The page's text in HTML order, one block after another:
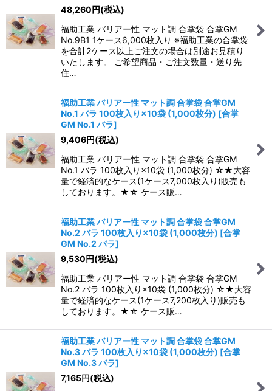
48,260円(税込)
福助工業 バリアー性 マット調 合掌袋 合掌GM
No.9B1 1ケース6,000枚入り ※福助工業の合掌袋
を合計2ケース以上ご注文の場合は別途お見積り
いたします。 ご希望商品・ご注文数量・送り先
住…
福助工業 バリアー性 マット調 合掌袋 合掌GM
No.1 バラ 100枚入り×10袋 (1,000枚分) [合掌
GM No.1 バラ]
9,406円(税込)
福助工業 バリアー性 マット調 合掌袋 合掌GM
No.1 バラ 100枚入り×10袋 (1,000枚分) ☆★大容
量で経済的なケース(1ケース7,000枚入り)販売も
しております。★☆ ケース販…
福助工業 バリアー性 マット調 合掌袋 合掌GM
No.2 バラ 100枚入り×10袋 (1,000枚分) [合掌
GM No.2 バラ]
9,530円(税込)
福助工業 バリアー性 マット調 合掌袋 合掌GM
No.2 バラ 100枚入り×10袋 (1,000枚分) ☆★大容
量で経済的なケース(1ケース7,200枚入り)販売も
しております。★☆ ケース販…
福助工業 バリアー性 マット調 合掌袋 合掌GM
No.3 バラ 100枚入り×10袋 (1,000枚分) [合掌
GM No.3 バラ]
7,165円(税込)